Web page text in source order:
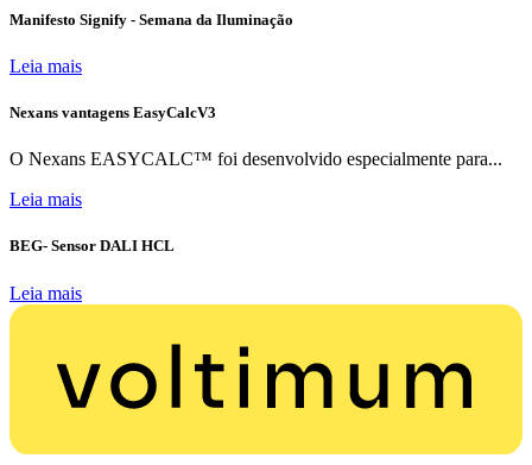
Manifesto Signify - Semana da Iluminação
Leia mais
Nexans vantagens EasyCalcV3
O Nexans EASYCALC™ foi desenvolvido especialmente para...
Leia mais
BEG- Sensor DALI HCL
Leia mais